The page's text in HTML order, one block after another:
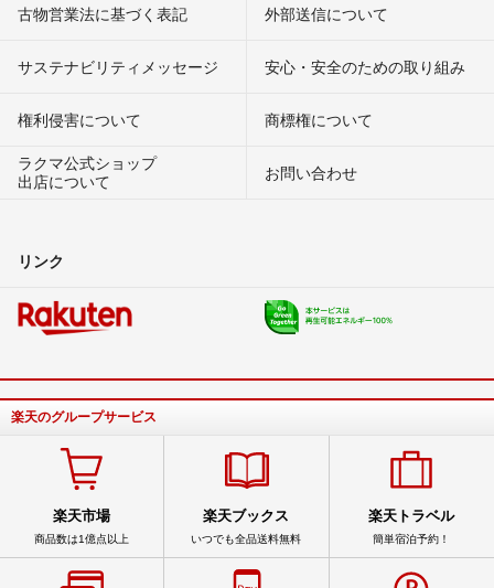
古物営業法に基づく表記 外部送信について
サステナビリティメッセージ 安心・安全のための取り組み
権利侵害について
商標権について
ラクマ公式ショップ
出店について
お問い合わせ
リンク
楽天のグループサービス
楽天市場
商品数は1億点以上
楽天ブックス
いつでも全品送料無料
楽天トラベル
簡単宿泊予約！